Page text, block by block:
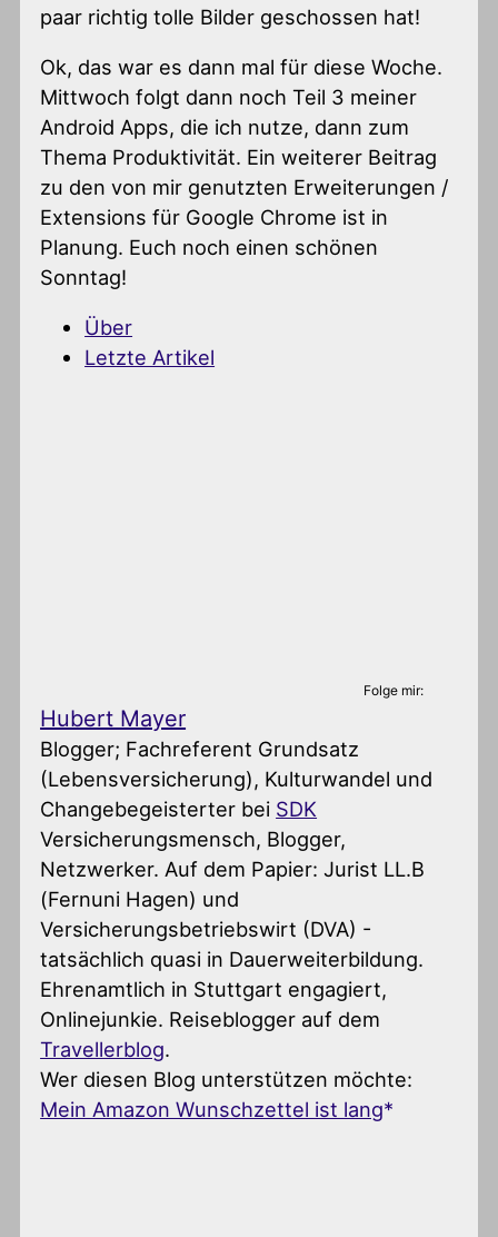
paar richtig tolle Bilder geschossen hat!
Ok, das war es dann mal für diese Woche.
Mittwoch folgt dann noch Teil 3 meiner
Android Apps, die ich nutze, dann zum
Thema Produktivität. Ein weiterer Beitrag
zu den von mir genutzten Erweiterungen /
Extensions für Google Chrome ist in
Planung. Euch noch einen schönen
Sonntag!
Über
Letzte Artikel
Folge mir:
Hubert Mayer
Blogger; Fachreferent Grundsatz
(Lebensversicherung), Kulturwandel und
Changebegeisterter bei SDK
Versicherungsmensch, Blogger,
Netzwerker. Auf dem Papier: Jurist LL.B
(Fernuni Hagen) und
Versicherungsbetriebswirt (DVA) -
tatsächlich quasi in Dauerweiterbildung.
Ehrenamtlich in Stuttgart engagiert,
Onlinejunkie. Reiseblogger auf dem
Travellerblog.
Wer diesen Blog unterstützen möchte:
Mein Amazon Wunschzettel ist lang